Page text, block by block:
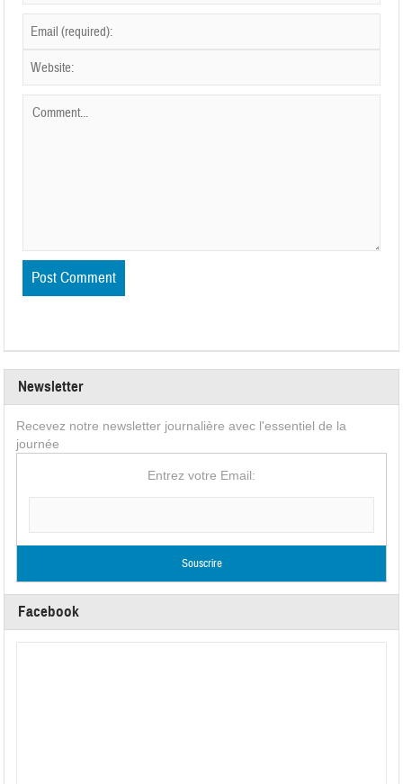
Newsletter
Recevez notre newsletter journalière avec l'essentiel de la
journée
Entrez votre Email:
Facebook